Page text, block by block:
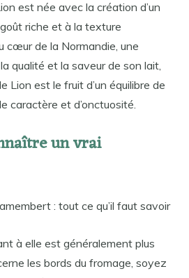
est née avec la création d’un
riche et à la texture
cœur de la Normandie, une
qualité et la saveur de son lait,
Lion est le fruit d’un équilibre de
caractère et d’onctuosité.
un vrai
: tout ce qu’il faut savoir
à elle est généralement plus
les bords du fromage, soyez